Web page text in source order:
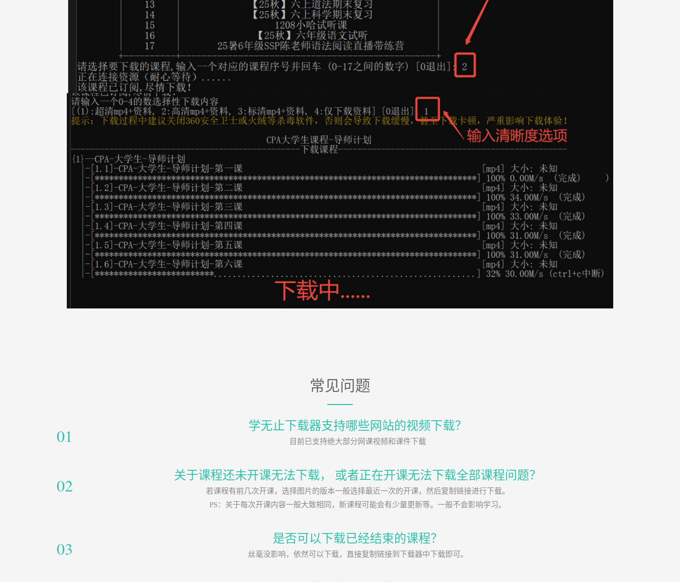
常见问题
01 学无止下载器支持哪些网站的视频下载？
目前已支持绝大部分网课视频和课件下载
02 关于课程还未开课无法下载， 或者正在开课无法下载全部课程问题？
若课程有前几次开课，选择图片的版本一般选择最近一次的开课，然后复制链接进行下载。
PS：关于每次开课内容一般大致相同，新课程可能会有少量更新等。一般不会影响学习。
03 是否可以下载已经结束的课程？
丝毫没影响，依然可以下载，直接复制链接到下载器中下载即可。